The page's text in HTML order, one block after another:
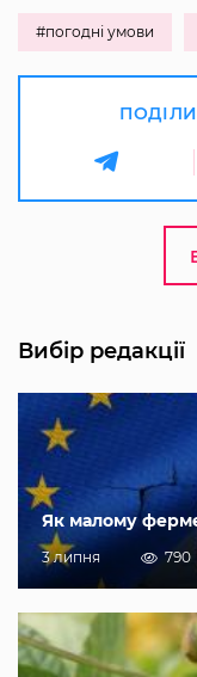
#погодні умови
Вибір редакції
Як малому
3 липня 790